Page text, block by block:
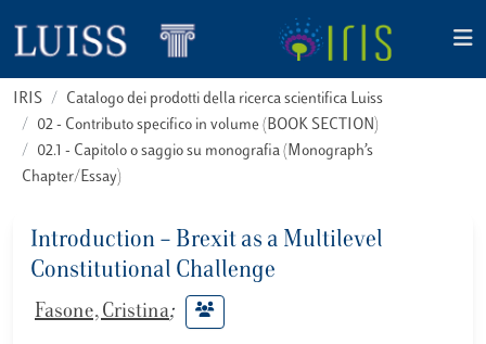
IRIS
Catalogo dei prodotti della ricerca scientifica Luiss
02 - Contributo specifico in volume (BOOK SECTION)
02.1 - Capitolo o saggio su monografia (Monograph’s
Chapter/Essay)
Introduction – Brexit as a Multilevel
Constitutional Challenge
Fasone, Cristina;